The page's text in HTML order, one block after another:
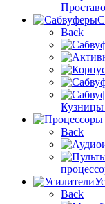
Back
Кузницы
Back
Back